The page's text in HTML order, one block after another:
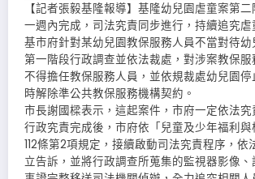
【記者張毅基隆報導】基隆幼兒園虐童案第
一週內完成，司法究責同步進行，持續追究虐
基市府針對某幼兒園教保服務人員不當對待
第一階段行政調查並依法裁處，對涉案教保
不得擔任教保服務人員，並依規裁處幼兒園停
時解除準公共教保服務機構契約。
市長謝國樑表示，這起案件，市府一定依法究
行政究責完成後，市府依「兒童及少年福利
112條第2項規定，接續啟動司法究責程序，依
立告訴，並將行政調查所蒐集的監視器影像、